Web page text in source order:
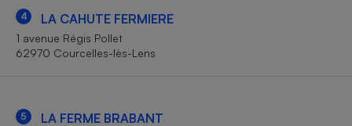
4 LA CAHUTE FERMIERE
1 avenue Régis Pollet
62970 Courcelles-lès-Lens
5 LA FERME BRABANT